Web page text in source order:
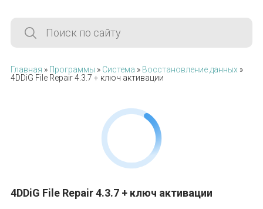
Главная » Программы » Система » Восстановление данных »
4DDiG File Repair 4.3.7 + ключ активации
4DDiG File Repair 4.3.7 + ключ активации